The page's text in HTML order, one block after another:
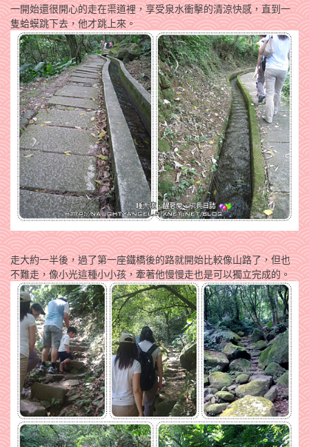
一開始還很開心的走在渠道裡，享受泉水衝擊的清涼快感，直到一
隻蛤蟆跳下去，他才跳上來。
走大約一半後，過了第一座鐵橋後的路就開始比較像山路了，但也
不難走，像小光這種小小孩，牽著他慢慢走也是可以獨立完成的。